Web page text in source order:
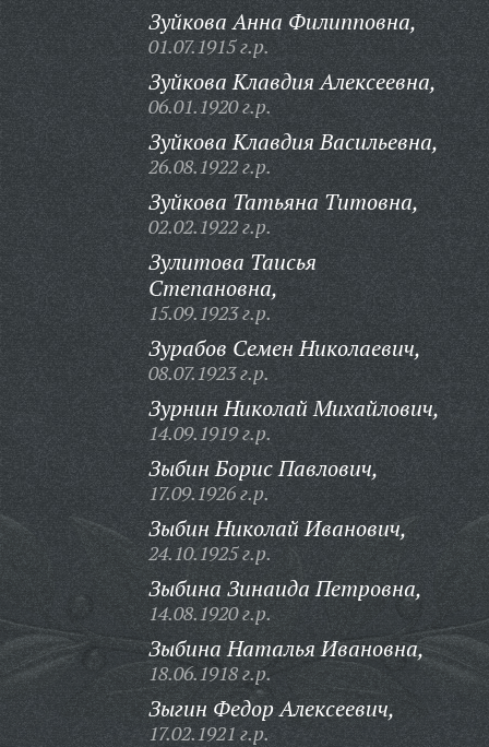
Зуйкова Анна Филипповна,
01.07.1915 г.р.
Зуйкова Клавдия Алексеевна,
06.01.1920 г.р.
Зуйкова Клавдия Васильевна,
26.08.1922 г.р.
Зуйкова Татьяна Титовна,
02.02.1922 г.р.
Зулитова Таисья
Степановна,
15.09.1923 г.р.
Зурабов Семен Николаевич,
08.07.1923 г.р.
Зурнин Николай Михайлович,
14.09.1919 г.р.
Зыбин Борис Павлович,
17.09.1926 г.р.
Зыбин Николай Иванович,
24.10.1925 г.р.
Зыбина Зинаида Петровна,
14.08.1920 г.р.
Зыбина Наталья Ивановна,
18.06.1918 г.р.
Зыгин Федор Алексеевич,
17.02.1921 г.р.